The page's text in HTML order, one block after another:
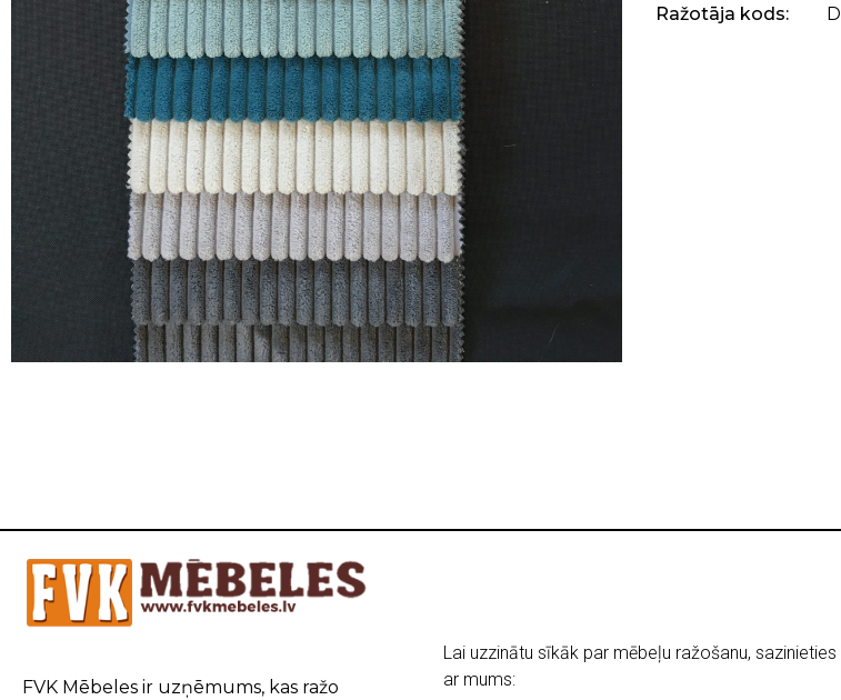
Ražotāja kods: D
FVK Mēbeles ir uzņēmums, kas ražo
Lai uzzinātu sīkāk par mēbeļu ražošanu, sazinieties
ar mums: